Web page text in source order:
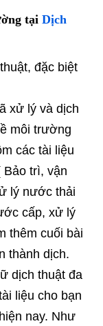
tại Dịch
đặc biệt
xử lý và dịch
môi trường
các tài liệu
trì, vận
lý nước thải
cấp, xử lý
thêm cuối bài
thành dịch.
dịch thuật đa
liệu cho bạn
nay. Như